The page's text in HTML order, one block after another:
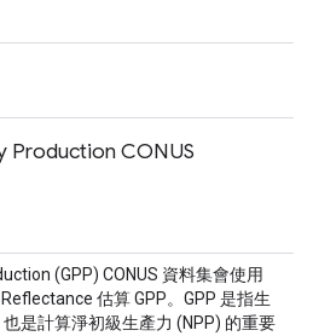
Production CONUS
(GPP) CONUS 資料集會使用
估算 GPP。GPP 是指生
是計算淨初級生產力 (NPP) 的重要